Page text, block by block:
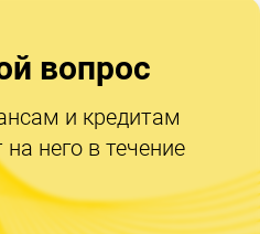
вопрос
и кредитам
него в течение